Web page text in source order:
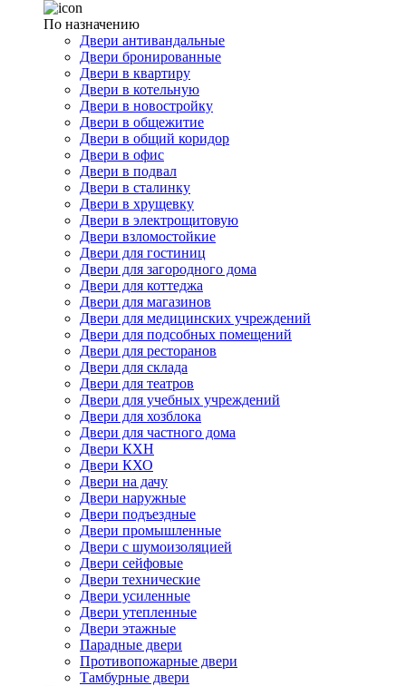
По назначению
Двери антивандальные
Двери бронированные
Двери в квартиру
Двери в котельную
Двери в новостройку
Двери в общежитие
Двери в общий коридор
Двери в офис
Двери в подвал
Двери в сталинку
Двери в хрущевку
Двери в электрощитовую
Двери взломостойкие
Двери для гостиниц
Двери для загородного дома
Двери для коттеджа
Двери для магазинов
Двери для медицинских учреждений
Двери для подсобных помещений
Двери для ресторанов
Двери для склада
Двери для театров
Двери для учебных учреждений
Двери для хозблока
Двери для частного дома
Двери КХН
Двери КХО
Двери на дачу
Двери наружные
Двери подъездные
Двери промышленные
Двери с шумоизоляцией
Двери сейфовые
Двери технические
Двери усиленные
Двери утепленные
Двери этажные
Парадные двери
Противопожарные двери
Тамбурные двери